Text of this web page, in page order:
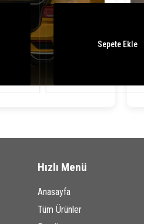
Sepete Ekle
Hızlı Menü
Anasayfa
Tüm Ürünler